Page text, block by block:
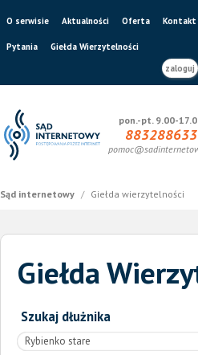
O serwisie Aktualności Oferta Kontakt
Pytania
Giełda Wierzytelności
zaloguj
pon.-pt. 9.00-
883288633
Sąd internetowy / Giełda wierzytelności
Giełda
Szukaj dłużnika